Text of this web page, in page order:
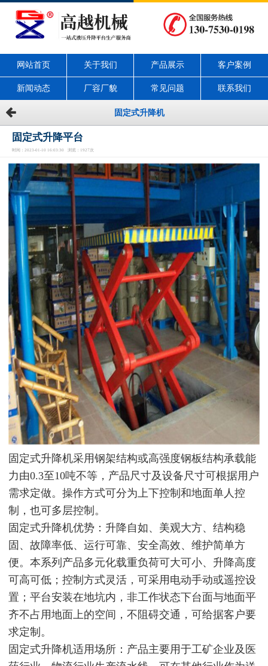
网站首页 关于我们 产品展示 客户案例
新闻动态 厂容厂貌 常见问题 联系我们
固定式升降机
固定式升降平台
时间：2023-01-10 16:03:30 浏览：1927次
固定式升降机采用钢架结构或高强度钢板结构承载能
力由0.3至10吨不等，产品尺寸及设备尺寸可根据用户
需求定做。操作方式可分为上下控制和地面单人控
制，也可多层控制。
固定式升降机优势：升降自如、美观大方、结构稳
固、故障率低、运行可靠、安全高效、维护简单方
便。本系列产品多元化载重负荷可大可小、升降高度
可高可低；控制方式灵活，可采用电动手动或遥控设
置；平台安装在地坑内，非工作状态下台面与地面平
齐不占用地面上的空间，不阻碍交通，可给据客户要
求定制。
固定式升降机适用场所：产品主要用于工矿企业及医